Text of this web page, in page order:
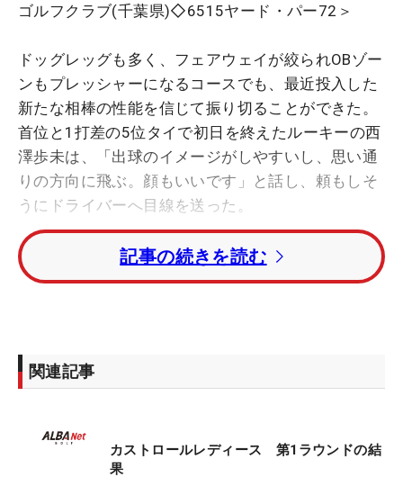
ゴルフクラブ(千葉県)◇6515ヤード・パー72＞
ドッグレッグも多く、フェアウェイが絞られOBゾー
ンもプレッシャーになるコースでも、最近投入した
新たな相棒の性能を信じて振り切ることができた。
首位と1打差の5位タイで初日を終えたルーキーの西
澤歩未は、「出球のイメージがしやすいし、思い通
りの方向に飛ぶ。顔もいいです」と話し、頼もしそ
うにドライバーへ目線を送った。
ステップ・アップ・ツアーで6試合連続予選落ちと
いう時期を過ごすなど、今季は不振も続いた。しか
「明治安田レディス」、「大東建託・いい部屋ネッ
トレディス」と直近2試合は決勝に進めなかったも
序盤のころの内容とは大きく質が異なっている。
その西澤が現在使用しているのが、契約するミズノ
記事の続きを読む
関連記事
カストロールレディース 第1ラウンドの結
果